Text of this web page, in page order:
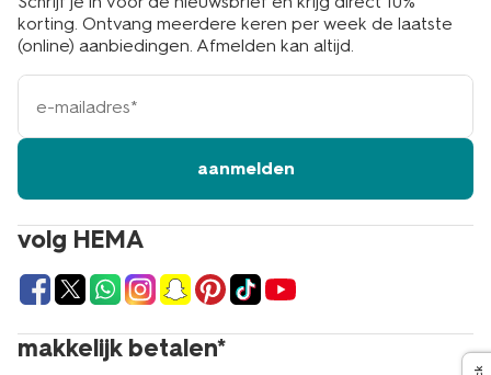
volg HEMA
makkelijk betalen*
korting. Ontvang meerdere keren per week de laatste
(online) aanbiedingen. Afmelden kan altijd.
e-
mailadres
aanmelden